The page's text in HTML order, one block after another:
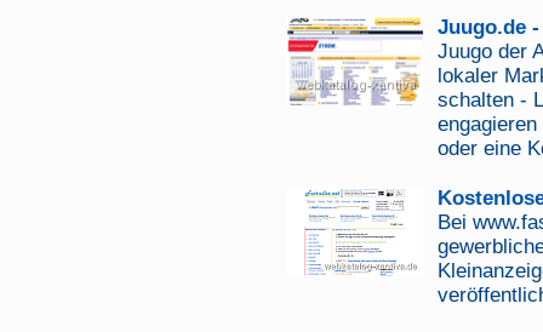
Juugo.de
Juugo der
lokaler
schalten -
oder eine
Bei